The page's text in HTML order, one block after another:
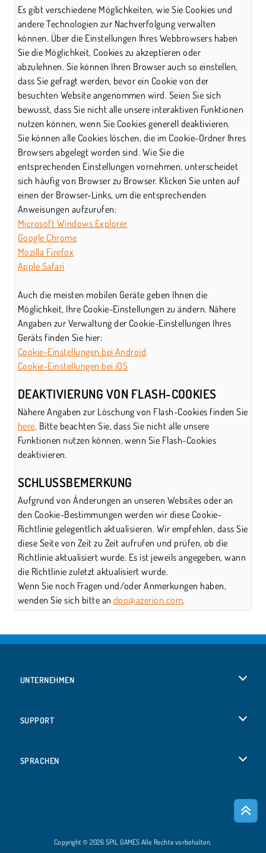
Es gibt verschiedene Möglichkeiten, wie Sie Cookies und
andere Technologien zur Nachverfolgung verwalten
können. Über die Einstellungen Ihres Webbrowsers haben
Sie die Möglichkeit, Cookies zu akzeptieren oder
abzulehnen. Sie können Ihren Browser auch so einstellen,
dass Sie gefragt werden, bevor ein Cookie von der
besuchten Website angenommen wird. Seien Sie sich
bewusst, dass Sie nicht alle unsere interaktiven Funktionen
nutzen können, wenn Sie Cookies generell deaktivieren.
Sie können alle Cookies löschen, die im Cookie-Ordner Ihres
Browsers abgelegt worden sind. Wie Sie die
entsprechenden Einstellungen vornehmen, unterscheidet
sich häufig von Browser zu Browser. Klicken Sie unten auf
einen der Browser-Links, um die entsprechenden
Anweisungen aufzurufen:
Microsoft Windows Explorer
Google Chrome
Mozilla Firefox
Apple Safari
Auch die meisten mobilen Geräte geben Ihnen die
Möglichkeit, Ihre Cookie-Einstellungen zu ändern. Nähere
Angaben zur Verwaltung der Cookie-Einstellungen Ihres
Geräts finden Sie hier:
Cookie-Einstellungen bei Android
Cookie-Einstellungen bei iOS
DEAKTIVIERUNG VON FLASH-COOKIES
Nähere Angaben zur Löschung von Flash-Cookies finden Sie
here. Bitte beachten Sie, dass Sie nicht alle unsere
Funktionen nutzen können, wenn Sie Flash-Cookies
deaktivieren.
SCHLUSSBEMERKUNG
Aufgrund von Änderungen an unseren Websites oder an
den Cookie-Bestimmungen werden wir diese Cookie-
Richtlinie gelegentlich aktualisieren. Wir empfehlen, dass Sie
diese Seite von Zeit zu Zeit aufrufen und prüfen, ob die
Richtlinie aktualisiert wurde. Es ist jeweils angegeben, wann
die Richtlinie zuletzt aktualisiert wurde.
Wenn Sie noch Fragen und/oder Anmerkungen haben,
wenden Sie sich bitte an dpo@azerion.com.
UNTERNEHMEN
SUPPORT
SPRACHEN
Copyright © 2026 SPIL GAMES Alle Rechte vorbehalten.